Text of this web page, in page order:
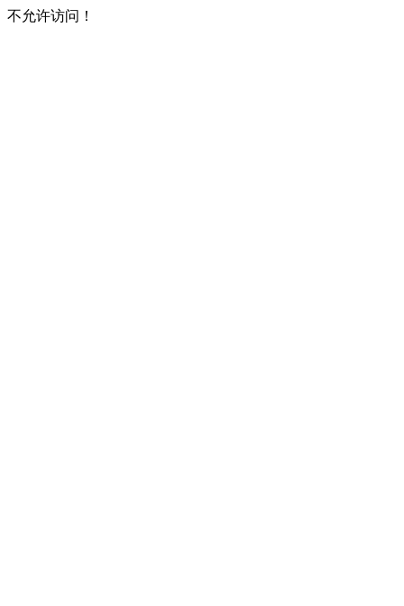
不允许访问！